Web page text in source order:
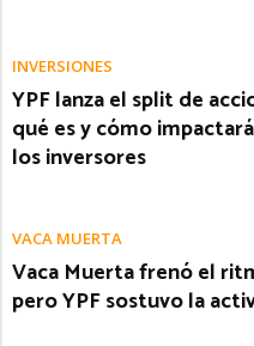
INVERSIONES
YPF lanza el split de
qué es y cómo
los inversores
VACA MUERTA
Vaca Muerta frenó el
pero YPF sostuvo la